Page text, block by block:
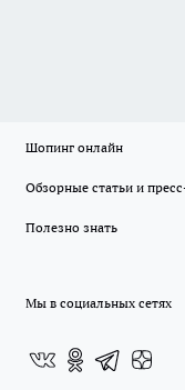
Шопинг онлайн
Обзорные статьи и
Полезно знать
Мы в социальных сетях